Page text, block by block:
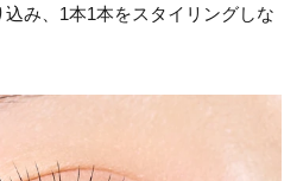
み、1本1本をスタイリングしな